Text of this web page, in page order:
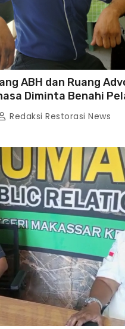
ABH dan Ruang
Diminta Benahi
Redaksi Restorasi News